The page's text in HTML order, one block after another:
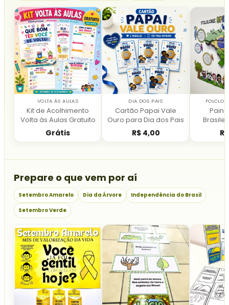
VOLTA ÀS AULAS
Kit de Acolhimento
Volta às Aulas Gratuito
Grátis
DIA DOS PAIS
Cartão Papai Vale
Ouro para Dia dos Pais
R$4,00 R$
Prepare o que vem por aí
Setembro Amarelo Dia da Árvore
Independência do Brasil
Setembro Verde